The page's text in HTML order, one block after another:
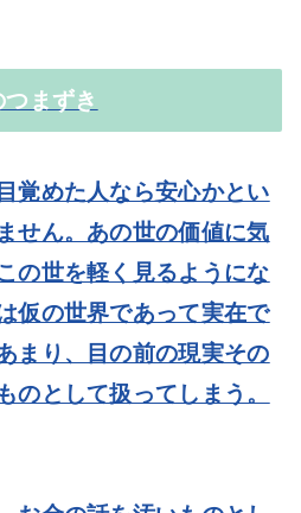
まずき
覚めた人なら安心かとい
せん。あの世の価値に気
の世を軽く見るようにな
仮の世界であって実在で
まり、目の前の現実その
のとして扱ってしまう。